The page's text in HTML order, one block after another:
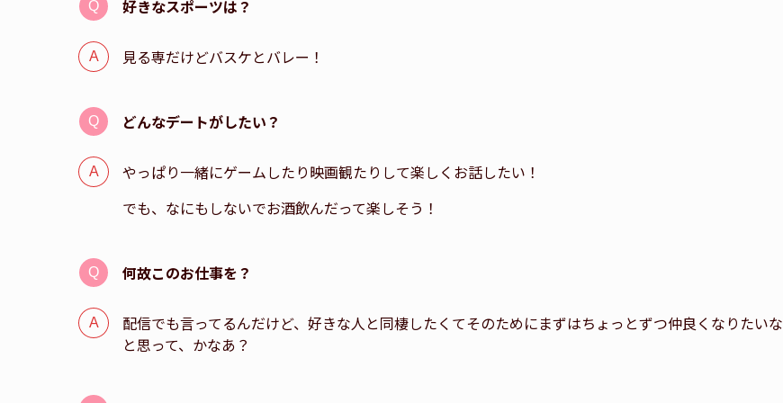
好きなスポーツは？
見る専だけどバスケとバレー！
どんなデートがしたい？
やっぱり一緒にゲームしたり映画観たりして楽しくお話したい！
でも、なにもしないでお酒飲んだって楽しそう！
何故このお仕事を？
配信でも言ってるんだけど、好きな人と同棲したくてそのためにまずはちょっとずつ仲良くなりたいな
と思って、かなあ？